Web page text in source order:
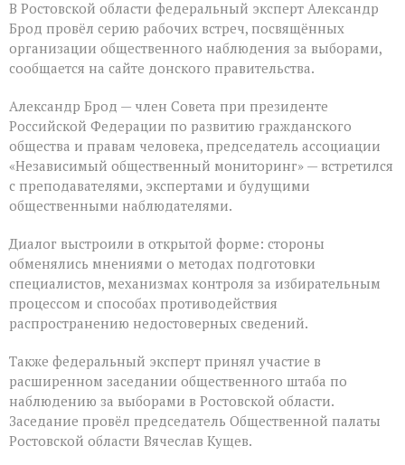
В Ростовской области федеральный эксперт Александр
Брод провёл серию рабочих встреч, посвящённых
организации общественного наблюдения за выборами,
сообщается на сайте донского правительства.
Александр Брод — член Совета при президенте
Российской Федерации по развитию гражданского
общества и правам человека, председатель ассоциации
«Независимый общественный мониторинг» — встретился
с преподавателями, экспертами и будущими
общественными наблюдателями.
Диалог выстроили в открытой форме: стороны
обменялись мнениями о методах подготовки
специалистов, механизмах контроля за избирательным
процессом и способах противодействия
распространению недостоверных сведений.
Также федеральный эксперт принял участие в
расширенном заседании общественного штаба по
наблюдению за выборами в Ростовской области.
Заседание провёл председатель Общественной палаты
Ростовской области Вячеслав Кущев.